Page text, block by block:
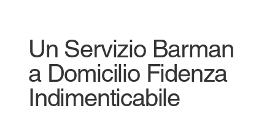
Un Servizio Barman
a Domicilio Fidenza
Indimenticabile